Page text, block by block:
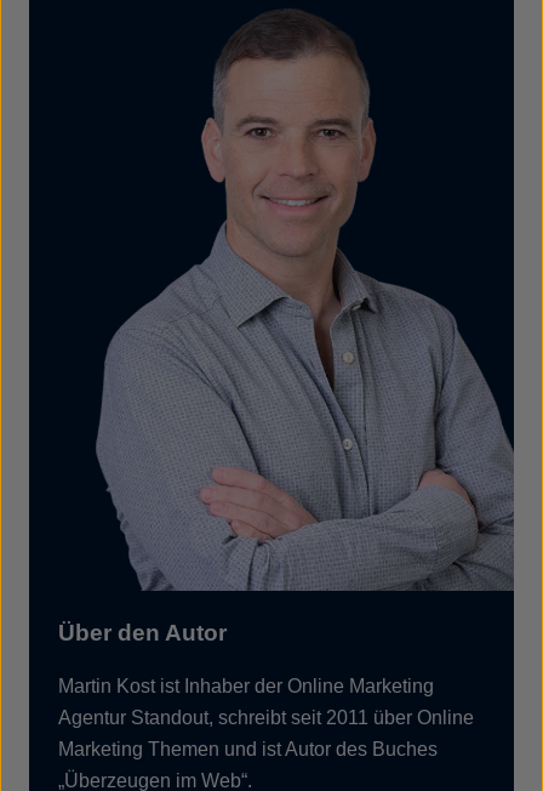
Über den Autor
Martin Kost ist Inhaber der Online Marketing
Agentur Standout, schreibt seit 2011 über Online
Marketing Themen und ist Autor des Buches
„Überzeugen im Web“.